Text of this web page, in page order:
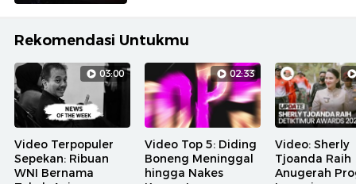
Rekomendasi Untukmu
03:00
Video Terpopuler
Sepekan: Ribuan
WNI Bernama
02:33
Video Top 5: Diding
Boneng Meninggal
hingga Nakes
Video: Sherly
Tjoanda Raih
Anugerah